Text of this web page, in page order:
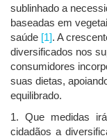
sublinhado a
baseadas em
saúde [1]. A
diversificados nos
consumidores
suas dietas,
equilibrado.
1. Que medidas
cidadãos a